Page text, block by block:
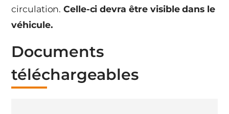
circulation.Celle-ci devra être visible dans le
véhicule.
Documents
téléchargeables